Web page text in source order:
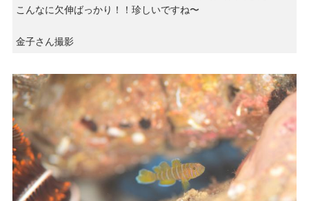
こんなに欠伸ばっかり！！珍しいですね〜
金子さん撮影